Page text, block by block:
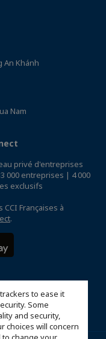
to ease it
Some
and security,
choices will concern
An Khánh
Nam
privé d'entreprises
000 entreprises | 4 000
exclusifs
Françaises à
.